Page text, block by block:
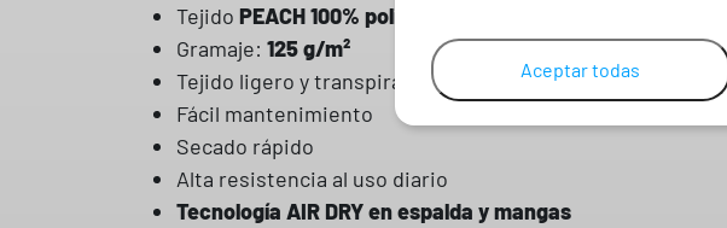
Tejido PEACH 100% poliéster
Gramaje: 125 g/m²
Tejido ligero y transpirable
Fácil mantenimiento
Secado rápido
Alta resistencia al uso diario
Tecnología AIR DRY en espalda y mangas
Aceptar todas